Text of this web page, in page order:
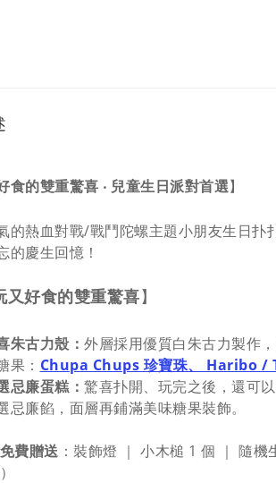
食的雙重驚喜 ‧ 兒童生日派對首選】
的熱血對戰/戰鬥陀螺主題小朋友生日
的慶生回憶！
又好食的雙重驚喜】
朱古力殼： 外層採用優質白朱古力製作
果： Chupa Chups 珍寶珠、 Haribo /
忌廉蛋糕： 驚喜扑開、玩完之後，還可
忌廉餡，面層再鋪滿美味糖果裝飾。
費贈送 ：裝飾燈 ｜ 小木槌 1 個 ｜ 隨